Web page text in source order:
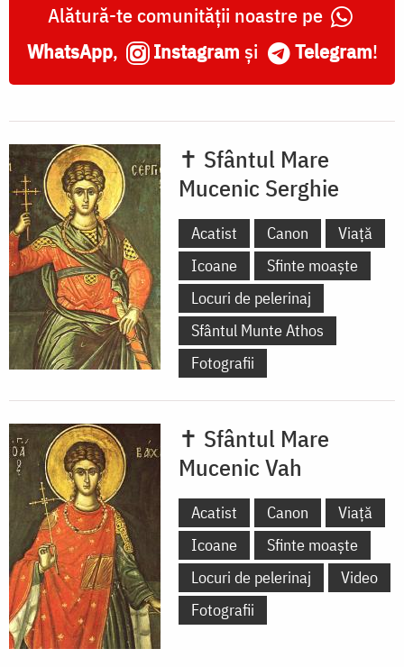
1547Alătură-te comunității noastre pe
WhatsApp, Instagram și Telegram!
✝ Sfântul Mare
Mucenic Serghie
Acatist Canon
Viață
Icoane
Sfinte moaște
Locuri de pelerinaj
Sfântul Munte Athos
Fotografii
✝ Sfântul Mare
Mucenic Vah
Acatist Canon
Viață
Icoane
Sfinte moaște
Locuri de pelerinaj
Video
Fotografii